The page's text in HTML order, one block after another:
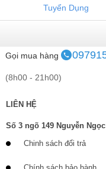
Tuyển Dụng
Gọi mua hàng
(8h00 - 21h00)
LIÊN HỆ
Số 3 ngõ 149 Nguyễn
Chinh sách đổi trả